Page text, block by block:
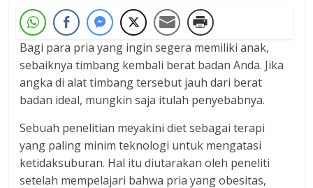
Bagi para pria yang ingin segera memiliki anak,
sebaiknya timbang kembali berat badan Anda. Jika
angka di alat timbang tersebut jauh dari berat
badan ideal, mungkin saja itulah penyebabnya.
Sebuah penelitian meyakini diet sebagai terapi
yang paling minim teknologi untuk mengatasi
ketidaksuburan. Hal itu diutarakan oleh peneliti
setelah mempelajari bahwa pria yang obesitas,